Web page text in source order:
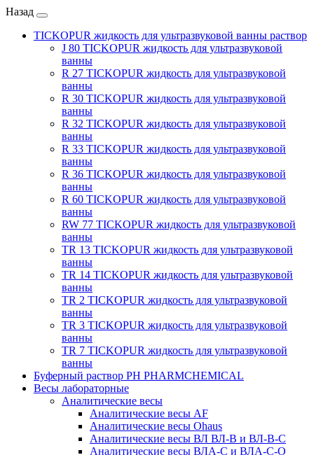
Назад
TICKOPUR жидкость для ультразвуковой ванны раствор
J 80 TICKOPUR жидкость для ультразвуковой
ванны
R 27 TICKOPUR жидкость для ультразвуковой
ванны
R 30 TICKOPUR жидкость для ультразвуковой
ванны
R 32 TICKOPUR жидкость для ультразвуковой
ванны
R 33 TICKOPUR жидкость для ультразвуковой
ванны
R 36 TICKOPUR жидкость для ультразвуковой
ванны
R 60 TICKOPUR жидкость для ультразвуковой
ванны
RW 77 TICKOPUR жидкость для ультразвуковой
ванны
TR 13 TICKOPUR жидкость для ультразвуковой
ванны
TR 14 TICKOPUR жидкость для ультразвуковой
ванны
TR 2 TICKOPUR жидкость для ультразвуковой
ванны
TR 3 TICKOPUR жидкость для ультразвуковой
ванны
TR 7 TICKOPUR жидкость для ультразвуковой
ванны
Буферный раствор PH PHARMCHEMICAL
Весы лабораторные
Аналитические весы
Аналитические весы AF
Аналитические весы Ohaus
Аналитические весы ВЛ ВЛ-В и ВЛ-В-С
Аналитические весы ВЛА-С и ВЛА-С-О